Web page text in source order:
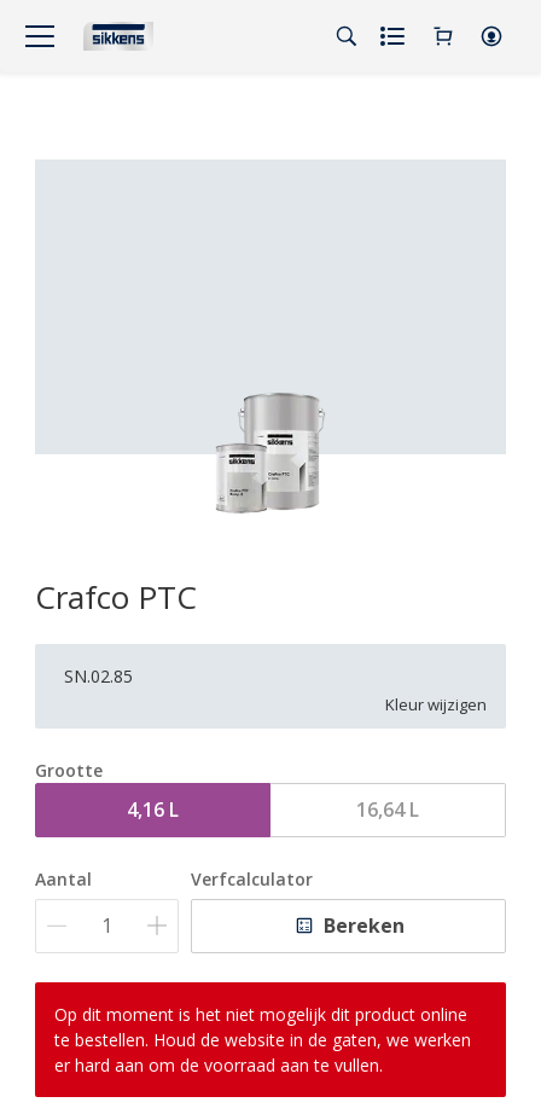
Crafco PTC
SN.02.85
Kleur wijzigen
Grootte
4,16 L 16,64 L
Aantal Verfcalculator
Bereken
Op dit moment is het niet mogelijk dit product online
te bestellen. Houd de website in de gaten, we werken
er hard aan om de voorraad aan te vullen.